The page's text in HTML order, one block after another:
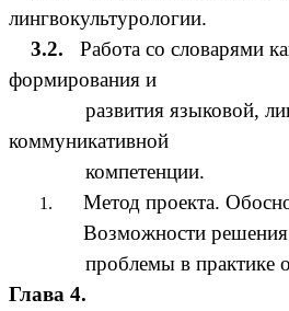
лингвокультурологии.
3.2. Работа со словарями
формирования и
развития языковой,
коммуникативной
компетенции.
Метод проекта.
Возможности решения
проблемы в практике
Глава 4.